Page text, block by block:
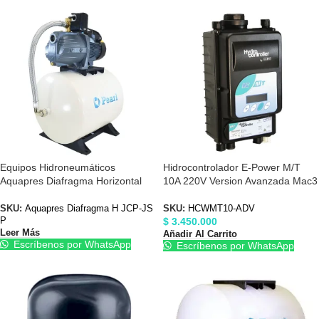
Equipos Hidroneumáticos
Aquapres Diafragma Horizontal
SKU: Aquapres Diafragma H JCP-JS
P
Leer Más
Escríbenos por WhatsApp
Hidrocontrolador E-Power M/T
10A 220V Version Avanzada Mac3
SKU: HCWMT10-ADV
$ 3.450.000
Añadir Al Carrito
Escríbenos por WhatsApp